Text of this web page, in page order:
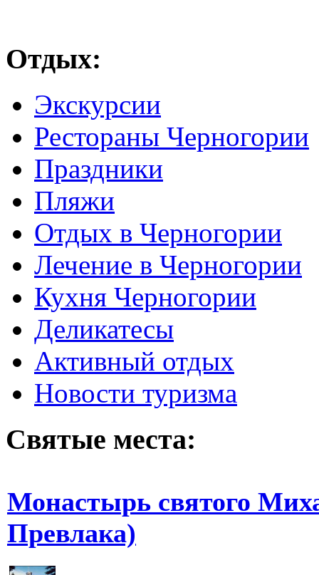
Отдых:
Экскурсии
Рестораны Черногории
Праздники
Пляжи
Отдых в Черногории
Лечение в Черногории
Кухня Черногории
Деликатесы
Активный отдых
Новости туризма
Святые места:
Монастырь святого
Превлака)